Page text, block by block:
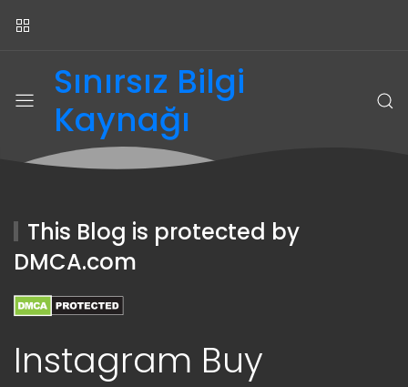
Sınırsız Bilgi
Kaynağı
This Blog is protected by
DMCA.com
Instagram Buy